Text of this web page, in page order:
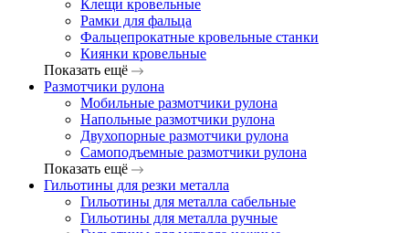
Клещи кровельные
Рамки для фальца
Фальцепрокатные кровельные станки
Киянки кровельные
Показать ещё
Размотчики рулона
Мобильные размотчики рулона
Напольные размотчики рулона
Двухопорные размотчики рулона
Самоподъемные размотчики рулона
Показать ещё
Гильотины для резки металла
Гильотины для металла сабельные
Гильотины для металла ручные